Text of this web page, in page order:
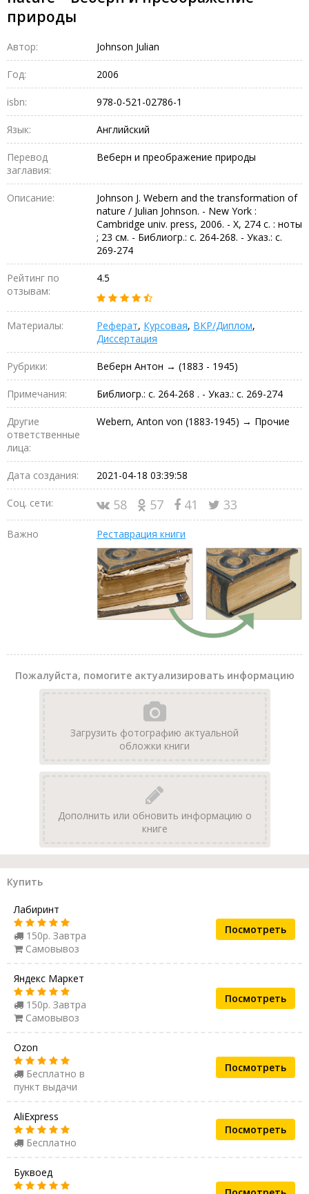
природы
Автор: Johnson Julian
Год: 2006
isbn: 978-0-521-02786-1
Язык: Английский
Перевод
заглавия:
Веберн и преображение природы
Описание:
Johnson J. Webern and the transformation of
nature / Julian Johnson. - New York :
Cambridge univ. press, 2006. - X, 274 c. : ноты
; 23 см. - Библиогр.: с. 264-268. - Указ.: с.
269-274
Рейтинг по
отзывам:
4.5
Материалы: Реферат, Курсовая, ВКР/Диплом,
Диссертация
Рубрики: Веберн Антон → (1883 - 1945)
Примечания: Библиогр.: с. 264-268 . - Указ.: с. 269-274
Другие
ответственные
лица:
Webern, Anton von (1883-1945) → Прочие
Дата создания: 2021-04-18 03:39:58
Соц. сети: 58 57 41 33
Важно Реставрация книги
Пожалуйста, помогите актуализировать информацию
Загрузить фотографию актуальной
обложки книги
Дополнить или обновить информацию о
книге
Купить
Лабиринт
150р. Завтра
Самовывоз
Посмотреть
Яндекс Маркет
150р. Завтра
Самовывоз
Посмотреть
Ozon
Бесплатно в
пункт выдачи
Посмотреть
AliExpress
Бесплатно
Посмотреть
Буквоед